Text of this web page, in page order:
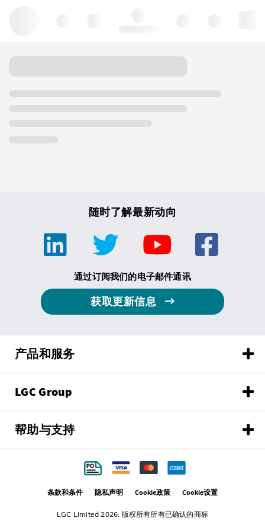
随时了解最新动向
通过订阅我们的电子邮件通讯
获取更新信息
产品和服务
LGC Group
帮助与支持
LGC Limited 2026. 版权所有所有已确认的商标
条款和条件 隐私声明 Cookie政策 Cookie设置